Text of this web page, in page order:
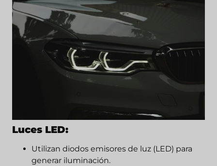
Luces LED:
Utilizan diodos emisores de luz (LED) para
generar iluminación.